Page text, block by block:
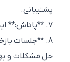
پشتیبانی.
8. **جلسات
حل مشکلات و